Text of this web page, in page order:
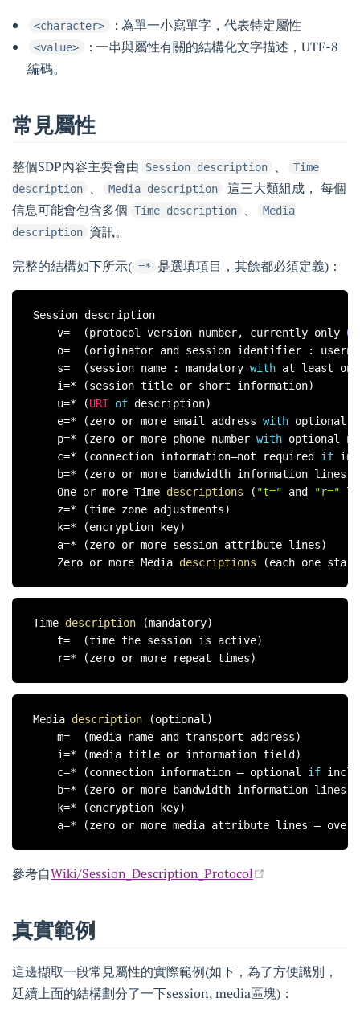
<character> : 為單一小寫單字，代表特定屬性
<value>
: 一串與屬性有關的結構化文字描述，UTF-8
編碼。
常見屬性
整個SDP內容主要會由 Session description 、
Time
description
、 Media description
這三大類組成， 每個
信息可能會包含多個 Time description 、
Media
description 資訊。
完整的結構如下所示( =* 是選填項目，其餘都必須定義)：
Session description
    v
= (protocol version number, currently only 0
    o
= (originator and session identifier :
    s
= (session name : mandatory with at least
    i
=* (session title or short information)
    u
=* (URI of description)
    e
=* (zero or more email address with optional
    p
=* (zero or more phone number with optional
    c
=* (connection information—not required if
    b
=* (zero or more bandwidth information lines
    One or more Time
descriptions ( "t=" and "r="
    z
=* (time zone adjustments)
    k
=* (encryption key)
    a
=* (zero or more session attribute lines)
    Zero or more Media
descriptions (each one
Time description (mandatory)
    t
= (time the session is active)
    r
=* (zero or more repeat times)
Media description (optional )
    m
= (media name and transport address)
    i
=* (media title or information field )
    c
=* (connection information — optional if
    b
=* (zero or more bandwidth information lines
    k
=* (encryption key)
    a
=* (zero or more media attribute lines —
參考自Wiki/Session_Description_Protocol
真實範例
這邊擷取一段常見屬性的實際範例(如下，為了方便識別，
延續上面的結構劃分了一下session, media區塊)：